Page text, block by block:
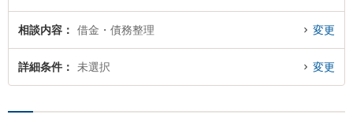
相談内容 借金・債務整理 変更
詳細条件 未選択 変更